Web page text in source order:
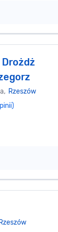
Drożdż
Rzeszów
Rzeszów